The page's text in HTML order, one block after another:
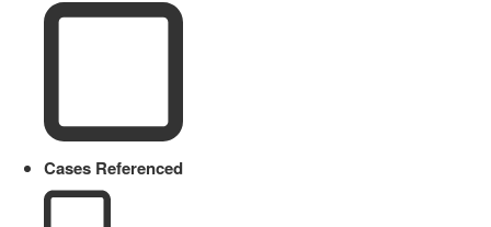
Cases Referenced